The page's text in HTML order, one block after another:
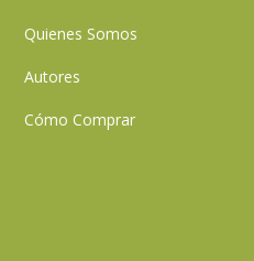
Quienes Somos
Autores
Cómo Comprar